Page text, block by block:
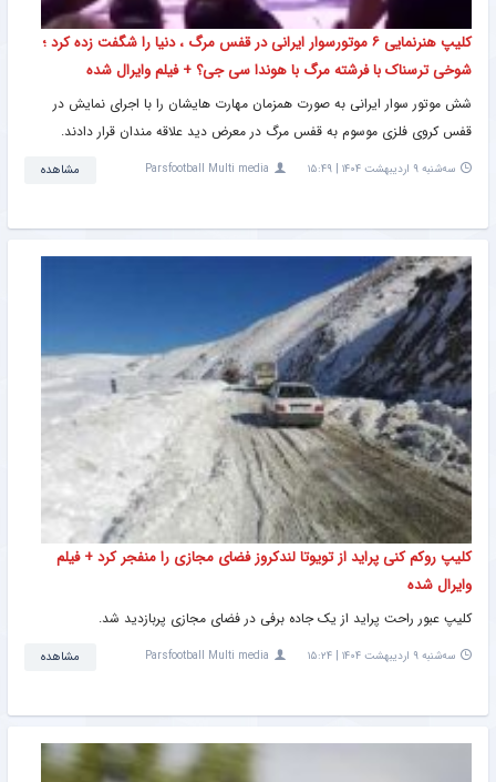
کلیپ هنرنمایی ۶ موتورسوار ایرانی در قفس مرگ ، دنیا را شگفت زده کرد ؛
شوخی ترسناک با فرشته مرگ با هوندا سی جی؟ + فیلم وایرال شده
شش موتور سوار ایرانی به صورت همزمان مهارت هایشان را با اجرای نمایش در
قفس کروی فلزی موسوم به قفس مرگ در معرض دید علاقه مندان قرار دادند.
سه‌شنبه ۹ اردیبهشت ۱۴۰۴ | ۱۵:۴۹ Parsfootball Multi media مشاهده
کلیپ روکم کنی پراید از تویوتا لندکروز فضای مجازی را منفجر کرد + فیلم
وایرال شده
کلیپ عبور راحت پراید از یک جاده برفی در فضای مجازی پربازدید شد.
سه‌شنبه ۹ اردیبهشت ۱۴۰۴ | ۱۵:۲۴ Parsfootball Multi media مشاهده